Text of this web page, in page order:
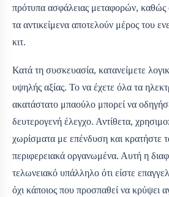
πρότυπα ασφάλειας μεταφορών, καθώς
τα αντικείμενα αποτελούν μέρος του
κιτ.
Κατά τη συσκευασία, κατανείμετε
υψηλής αξίας. Το να έχετε όλα τα
ακατάστατο μπαούλο μπορεί να
δευτερογενή έλεγχο. Αντίθετα,
χωρίσματα με επένδυση και κρατήστε
περιφερειακά οργανωμένα. Αυτή η
τελωνειακό υπάλληλο ότι είστε
όχι κάποιος που προσπαθεί να κρύψει